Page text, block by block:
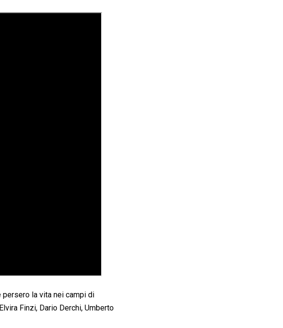
persero la vita nei campi di
Finzi, Dario Derchi, Umberto